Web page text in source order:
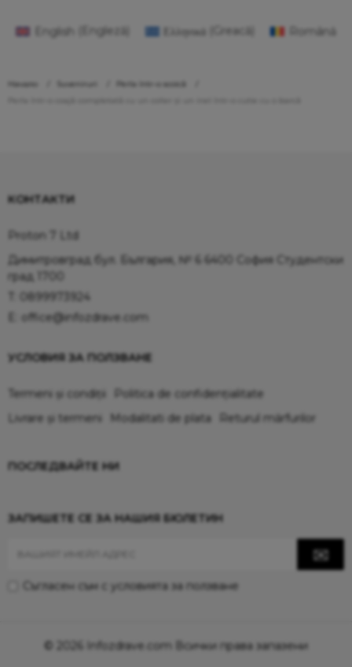
Начало Suveniruri
Perla într-o scoică
КОНТАКТИ
Proton 7 Ltd
Димитровград бул. България, № 6 6400 София Студентски
град 1700
0899973924
office@infozdrave.com
УСЛОВИЯ ЗА ПОЛЗВАНЕ
Termeni și condiții
Politica de confidențialitate
Livrare și termeni
Modalitati de plata Returul mărfurilor
ПОСЛЕДВАЙТЕ НИ
ЗАПИШЕТЕ СЕ ЗА НАШИЯ БЮЛЕТИН
Съгласен съм с условията за ползване
© 2026 Infozdrave.com Всички права запазени
English Engleză Ελληνικά Greacă Română